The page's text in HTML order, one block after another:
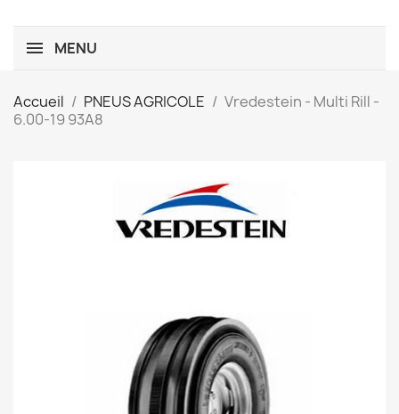
MENU
Accueil PNEUS AGRICOLE
Vredestein - Multi Rill -
6.00-19 93A8